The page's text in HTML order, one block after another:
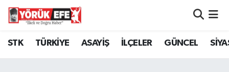
STK TÜRKİYE ASAYİŞ İLÇELER GÜNCEL
Aydın Nöbetçi Eczaneler